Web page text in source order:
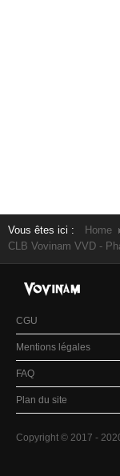
Vous êtes ici : Home
CLB Vovinam VVD -
CGU
Mentions légales
FAQ
Plan du site
Copyright © 2017 -